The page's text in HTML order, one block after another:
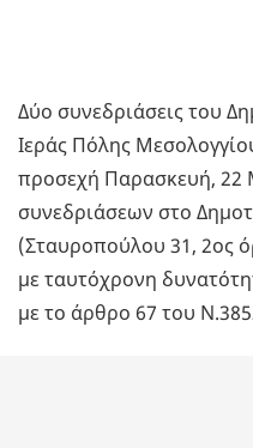
Δύο συνεδριάσεις του
Ιεράς Πόλης
προσεχή Παρασκευή, 22
συνεδριάσεων στο
(Σταυροπούλου 31, 2ος
με ταυτόχρονη
με το άρθρο 67 του